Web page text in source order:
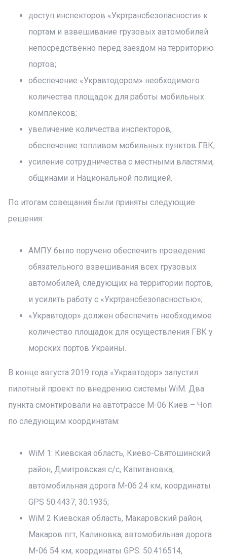
доступ инспекторов «Укртрансбезопасности» к
портам и взвешивание грузовых автомобилей
непосредственно перед заездом на территорию
портов;
обеспечение «Укравтодором» необходимого
количества площадок для работы мобильных
комплексов;
увеличение количества инспекторов,
обеспечение топливом мобильных пунктов ГВК;
усиление сотрудничества с местными властями,
общинами и Национальной полицией.
По итогам совещания были приняты следующие
решения:
АМПУ было поручено обеспечить проведение
обязательного взвешивания всех грузовых
автомобилей, следующих на территории портов,
и усилить работу с «Укртрансбезопасностью»;
«Укравтодор» должен обеспечить необходимое
количество площадок для осуществления ГВК у
морских портов Украины.
В конце августа 2019 года «Укравтодор» запустил
пилотный проект по внедрению системы WiM. Два
пункта смонтировали на автотрассе М-06 Киев – Чоп
по следующим координатам:
WiM 1: Киевская область, Киево-Святошинский
район, Дмитровская с/с, Капитановка;
автомобильная дорога М-06 24 км, координаты
GPS 50.4437, 30.1935;
WiM 2 Киевская область, Макаровский район,
Макаров пгт, Калиновка; автомобильная дорога
М-06 54 км, координаты GPS: 50.416514,